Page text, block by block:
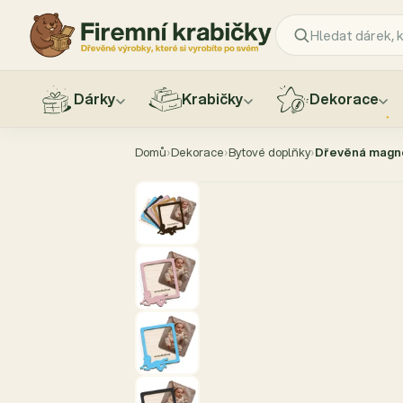
Dárky Krabičky Dekorace
Domů›Dekorace›Bytové doplňky›Dřevěná